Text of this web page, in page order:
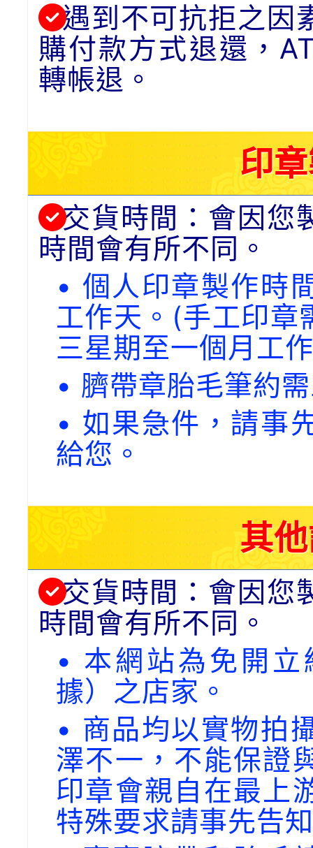
遇到不可抗拒之因
購付款方式退還，
轉帳退。
印
交貨時間：會因您
時間會有所不同。
• 個人印章製作時
工作天。(手工印章
三星期至一個月工
• 臍帶章胎毛筆約
• 如果急件，請事
給您。
其
交貨時間：會因您
時間會有所不同。
• 本網站為免開
據）之店家。
• 商品均以實物拍
澤不一，不能保證
印章會親自在最上
特殊要求請事先告